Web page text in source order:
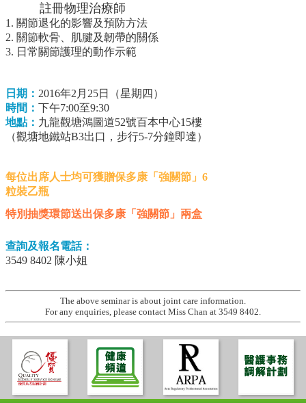
註冊物理治療師
1. 關節退化的影響及預防方法
2. 關節軟骨、肌腱及韌帶的關係
3. 日常關節護理的動作示範
日期： 2016年2月25日（星期四）
時間： 下午7:00至9:30
地點： 九龍觀塘鴻圖道52號百本中心15樓
（觀塘地鐵站B3出口，步行5-7分鐘即達）
每位出席人士均可獲贈保多康「強關節」6
粒裝乙瓶
特別抽獎環節送出保多康「強關節」兩盒
查詢及報名電話：
3549 8402 陳小姐
The above seminar is about joint care information.
For any enquiries, please contact Miss Chan at 3549 8402.